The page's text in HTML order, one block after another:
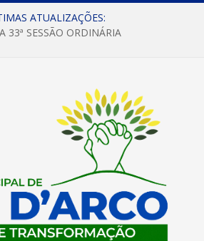
ATUALIZAÇÕES:
33ª SESSÃO ORDINÁRIA